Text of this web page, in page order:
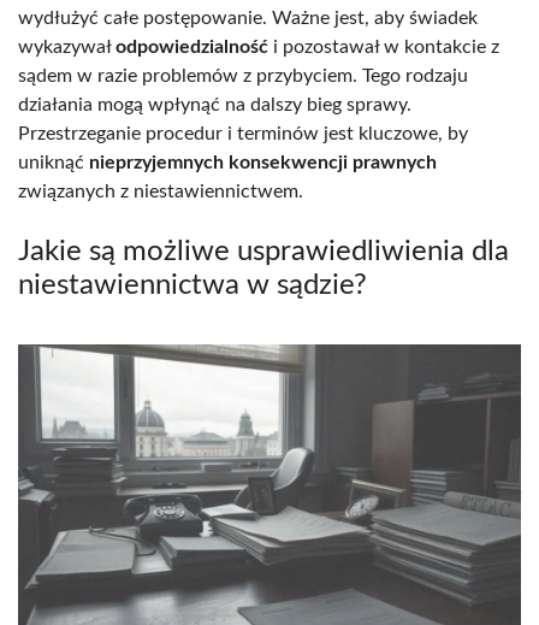
wydłużyć całe postępowanie. Ważne jest, aby świadek
wykazywałodpowiedzialność i pozostawał w kontakcie z
sądem w razie problemów z przybyciem. Tego rodzaju
działania mogą wpłynąć na dalszy bieg sprawy.
Przestrzeganie procedur i terminów jest kluczowe, by
uniknąć nieprzyjemnych konsekwencji prawnych
związanych z niestawiennictwem.
Jakie są możliwe usprawiedliwienia dla
niestawiennictwa w sądzie?